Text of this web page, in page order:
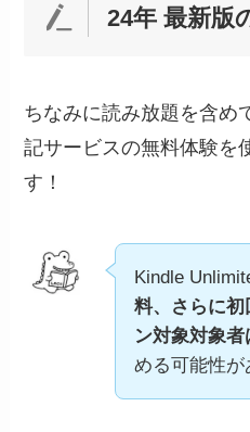
24年 最新版
ちなみに読み放題を含め
記サービスの無料体験を
す！
Kindle
料、さらに
ン対象対象者
める可能性が